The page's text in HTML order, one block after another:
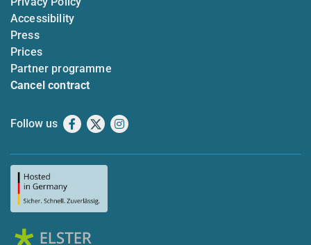
Accessibility
Press
Prices
Partner programme
Cancel contract
Follow us Facebook
X Instagram